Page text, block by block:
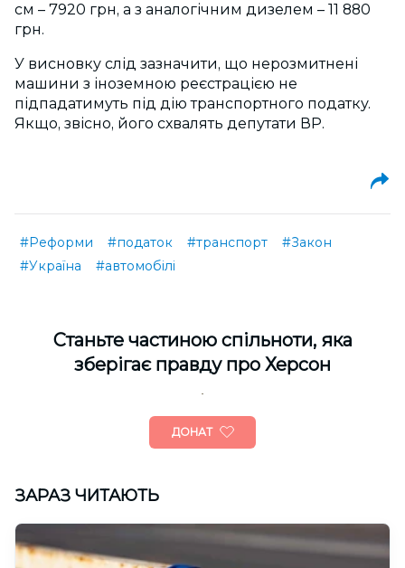
см – 7920 грн, а з аналогічним дизелем – 11 880
грн.
У висновку слід зазначити, що нерозмитнені
машини з іноземною реєстрацією не
підпадатимуть під дію транспортного податку.
Якщо, звісно, його схвалять депутати ВР.
#Реформи #податок #транспорт
#Закон
#Україна
#автомобілі
Cтаньте частиною спільноти, яка
зберігає правду про Херсон
ДОНАТ
ЗАРАЗ ЧИТАЮТЬ